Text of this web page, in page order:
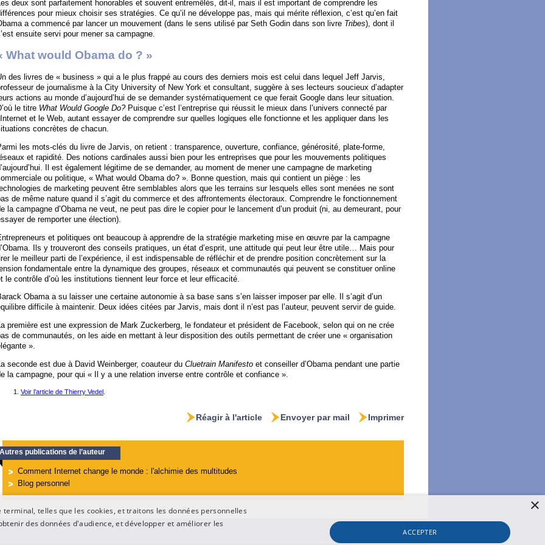
deux sont parfaitement honorables et souvent entremêlés, dit-il, mais il est important de comprendre les
pour mieux choisir ses stratégies. Ce qu’il ne développe pas, mais qui mérite réflexion, c’est qu’en fait
a commencé par lancer un mouvement (dans le sens utilisé par Seth Godin dans son livre Tribes), dont il
ensuite servi pour mener sa campagne.
What would Obama do ? »
des livres de « business » qui a le plus frappé au cours des derniers mois est celui dans lequel Jeff Jarvis,
de journalisme à la City University of New York et consultant, suggère à ses lecteurs soucieux d’adapter
actions au monde d’aujourd’hui de se demander systématiquement ce que ferait Google dans leur situation.
le titre What Would Google Do?Puisque c’est l’entreprise qui réussit le mieux dans l’univers connecté par
et le Web, autant essayer de comprendre sur quelles logiques elle fonctionne et les appliquer dans les
concrètes de chacun.
les mots-clés du livre de Jarvis, on retient : transparence, ouverture, confiance, générosité, plate-forme,
et rapidité. Des notions cardinales aussi bien pour les entreprises que pour les mouvements politiques
Il est également légitime de se demander, au moment de mener une campagne de marketing
ou politique, « What would Obama do? ». Bonne question, mais qui contient un piège : les
de marketing peuvent être semblables alors que les terrains sur lesquels elles sont menées ne sont
de même nature quand il s’agit du commerce et des affrontements électoraux. Comprendre le fonctionnement
la campagne d’Obama ne veut, ne peut pas dire le copier pour le lancement d’un produit (ni, au demeurant, pour
de remporter une élection).
et politiques ont beaucoup à apprendre de la stratégie marketing mise en œuvre par la campagne
Ils y trouveront des conseils pratiques, un état d’esprit, une attitude qui peut leur être utile… Mais pour
le meilleur parti de l’expérience, il est indispensable de réfléchir et de prendre position concrètement sur la
fondamentale entre la dynamique des groupes, réseaux et communautés qui peuvent se constituer online
le contrôle d’où les institutions tiennent leur force et leur efficacité.
Obama a su laisser une certaine autonomie à sa base sans s’en laisser imposer par elle. Il s’agit d’un
difficile à maintenir. Deux idées citées par Jarvis, mais dont il n’est pas l’auteur, peuvent servir de guide.
première est une expression de Mark Zuckerberg, le fondateur et président de Facebook, selon qui on ne crée
de communautés, on les aide en mettant à leur disposition des outils permettant de créer une « organisation
».
seconde est due à David Weinberger, coauteur du Cluetrain Manifesto et conseiller d’Obama pendant une partie
la campagne, pour qui « Il y a une relation inverse entre contrôle et confiance ».
Voir l’article de Thierry Vedel
Imprimer
Envoyer par mail
Réagir à l'article
Autres publications de l’auteur
Comment Internet change le monde : l'alchimie des multitudes
Blog personnel
telles que les cookies, et traitons les données personnelles
des données d'audience, et développer et améliorer les
ACCEPTER
×